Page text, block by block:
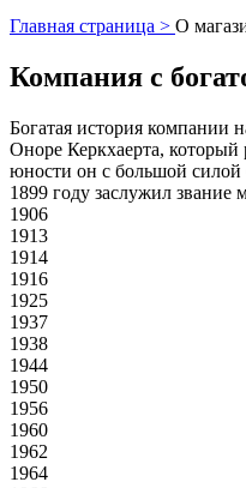
Главная страница > О
Компания с
Богатая история компании
Оноре Керкхаерта, который
юности он с большой силой
1899 году заслужил звание
1906
1913
1914
1916
1925
1937
1938
1944
1950
1956
1960
1962
1964